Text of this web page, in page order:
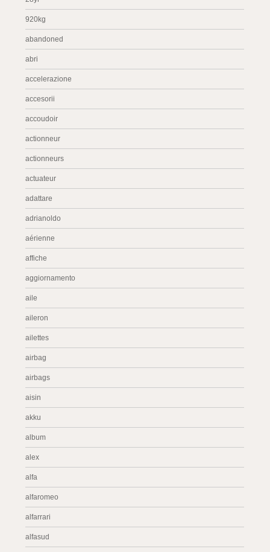
920kg
abandoned
abri
accelerazione
accesorii
accoudoir
actionneur
actionneurs
actuateur
adattare
adrianoldo
aérienne
affiche
aggiornamento
aile
aileron
ailettes
airbag
airbags
aisin
akku
album
alex
alfa
alfaromeo
alfarrari
alfasud